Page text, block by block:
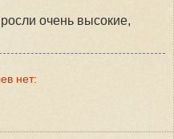
очень высокие,
нет: